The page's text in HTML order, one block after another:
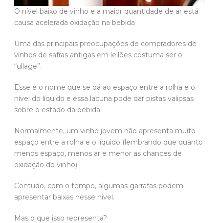
O nível baixo de vinho e a maior quantidade de ar está
causa acelerada oxidação na bebida
Uma das principais preocupações de compradores de
vinhos de safras antigas em leilões costuma ser o
“ullage”.
Esse é o nome que se dá ao espaço entre a rolha e o
nível do líquido e essa lacuna pode dar pistas valiosas
sobre o estado da bebida.
Normalmente, um vinho jovem não apresenta muito
espaço entre a rolha e o líquido (lembrando que quanto
menos espaço, menos ar e menor as chances de
oxidação do vinho).
Contudo, com o tempo, algumas garrafas podem
apresentar baixas nesse nível.
Mas o que isso representa?